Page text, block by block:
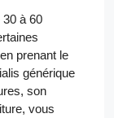
à 60
prenant le
générique
son
vous